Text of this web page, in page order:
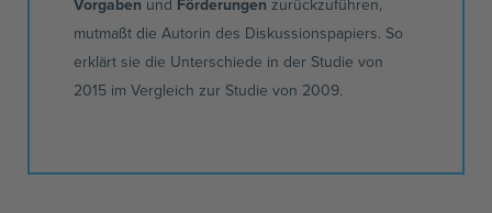
mutmaßt die Autorin des Diskussionspapiers. So
erklärt sie die Unterschiede in der Studie von
2015 im Vergleich zur Studie von 2009.